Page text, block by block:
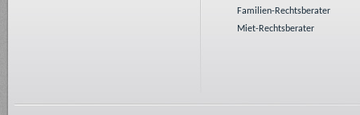
Familien-Rechtsberater
Miet-Rechtsberater